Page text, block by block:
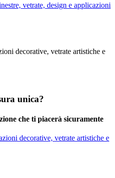
unica?
che ti piacerà sicuramente